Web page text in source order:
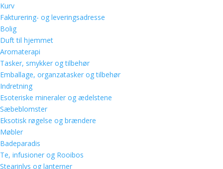
Kurv
Fakturering- og leveringsadresse
Bolig
Duft til hjemmet
Aromaterapi
Tasker, smykker og tilbehør
Emballage, organzatasker og tilbehør
Indretning
Esoteriske mineraler og ædelstene
Sæbeblomster
Eksotisk røgelse og brændere
Møbler
Badeparadis
Te, infusioner og Rooibos
Stearinlys og lanterner